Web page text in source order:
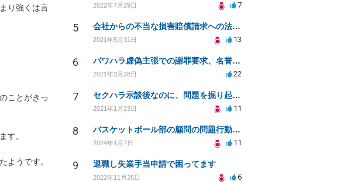
り強くは言
ことがきっ
す。
ようです。
2022年7月29日 7
5 会社からの不当な損害賠償請求への法的対処方法
2021年5月31日 13
6 パワハラ虚偽主張での謝罪要求、名誉毀損への対応策は？
2021年3月28日 22
7 セクハラ示談後なのに、問題を掘り起こされました。
2021年1月23日 11
8 バスケットボール部の顧問の問題行動について訴えることは可能でしょうか？
2024年1月7日 11
9 退職し失業手当申請で困ってます
2022年11月26日 6